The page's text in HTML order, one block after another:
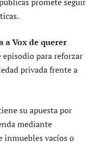
a Vox de querer
para reforzar
privada frente a
su apuesta por
mediante
inmuebles vacíos o